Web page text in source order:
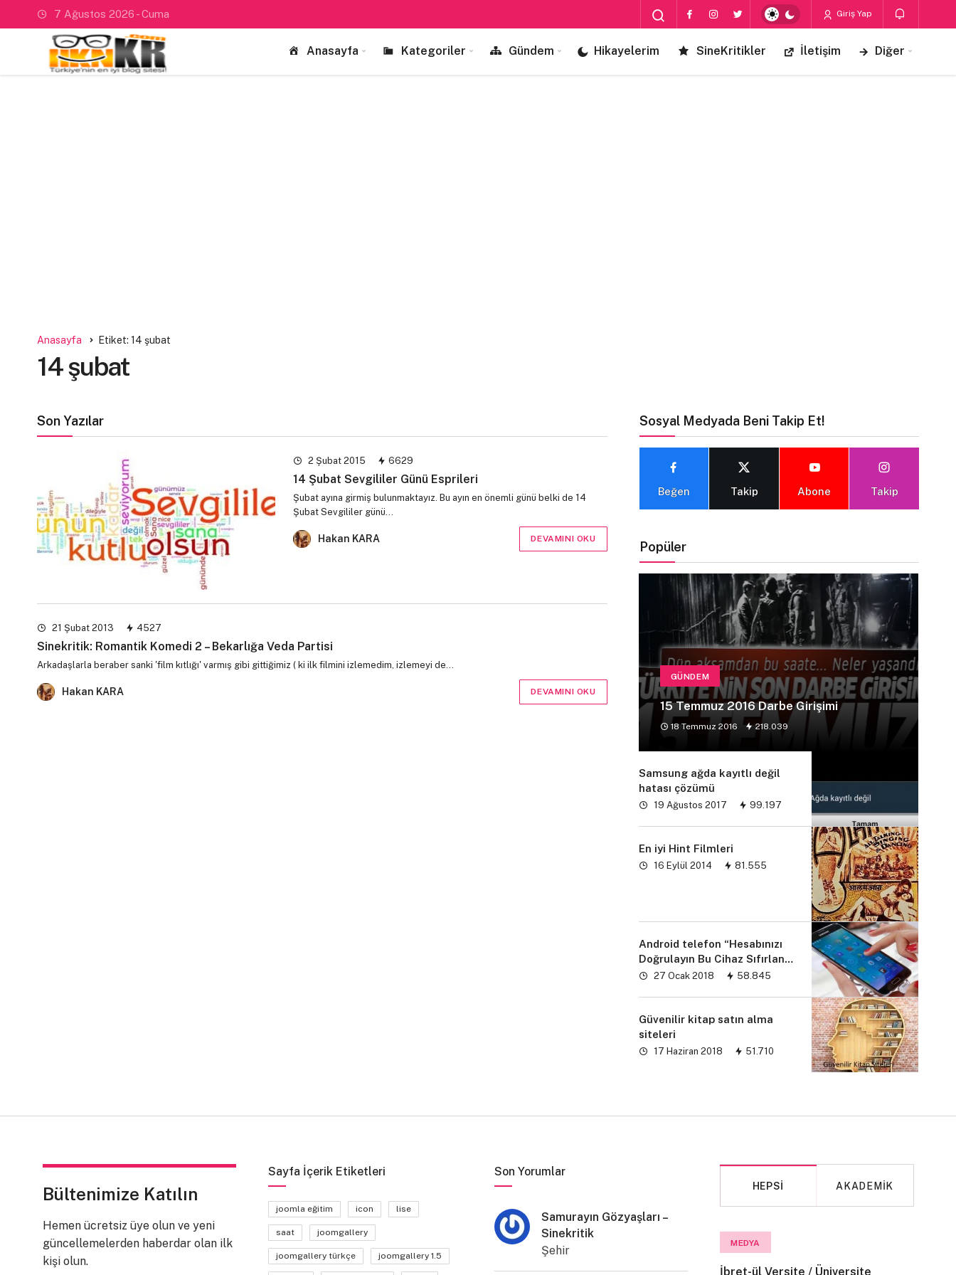
7 Ağustos 2026 - Cuma Giriş Yap
Anasayfa Kategoriler Gündem Hikayelerim SineKritikler İletişim Diğer
Anasayfa Etiket: 14 şubat
14 şubat
Son Yazılar
2 Şubat 2015 6629
14 Şubat Sevgililer Günü Esprileri
Şubat ayına girmiş bulunmaktayız. Bu ayın en önemli günü belki de 14
Şubat Sevgililer günü…
Hakan KARA DEVAMINI OKU
21 Şubat 2013 4527
Sinekritik: Romantik Komedi 2 – Bekarlığa Veda Partisi
Arkadaşlarla beraber sanki 'film kıtlığı' varmış gibi gittiğimiz ( ki ilk filmini izlemedim, izlemeyi de…
Hakan KARA DEVAMINI OKU
Sosyal Medyada Beni Takip Et!
Beğen Takip Abone Takip
Popüler
GÜNDEM
15 Temmuz 2016 Darbe Girişimi
18 Temmuz 2016 218.039
Samsung ağda kayıtlı değil
hatası çözümü
19 Ağustos 2017 99.197
En iyi Hint Filmleri
16 Eylül 2014 81.555
Android telefon “Hesabınızı
Doğrulayın Bu Cihaz Sıfırlandı
sorunu” çözümü
27 Ocak 2018 58.845
Güvenilir kitap satın alma
siteleri
17 Haziran 2018 51.710
Bültenimize Katılın
Hemen ücretsiz üye olun ve yeni
güncellemelerden haberdar olan ilk
kişi olun.
Sayfa İçerik Etiketleri
joomla eğitim icon lise
saat joomgallery
joomgallery türkçe joomgallery 1.5
Son Yorumlar
Samurayın Gözyaşları –
Sinekritik
Şehir
HEPSI AKADEMIK
MEDYA
İbret-ül Versite / Üniversite